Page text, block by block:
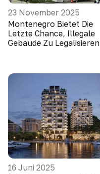
23 November 2025
Montenegro Bietet Die
Letzte Chance, Illegale
Gebäude Zu Legalisieren
16 Juni 2025